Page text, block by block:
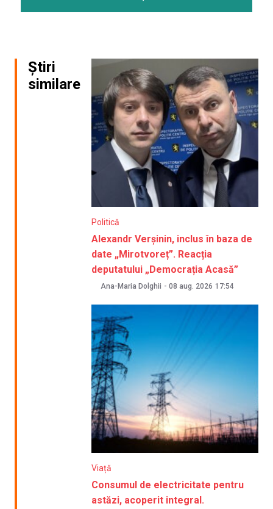
Știri
similare
Politică
Alexandr Verșinin, inclus în baza de
date „Mirotvoreț”. Reacția
deputatului „Democrația Acasă”
Ana-Maria Dolghii - 08 aug. 2026 17:54
Viață
Consumul de electricitate pentru
astăzi, acoperit integral.